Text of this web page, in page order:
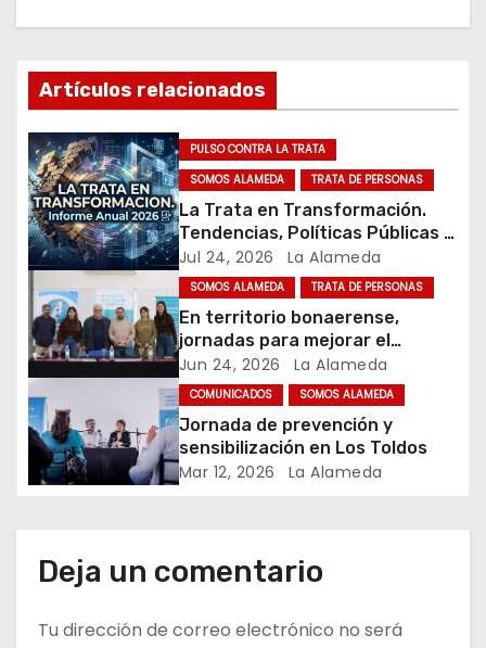
ó
n
d
e
e
n
t
r
a
a
s
Artículos relacionados
PULSO CONTRA LA TRATA
SOMOS ALAMEDA
TRATA DE PERSONAS
La Trata en Transformación.
Tendencias, Políticas Públicas y
Nuevos Desafíos. Argentina y el
Mundo – Julio 2026
Jul 24, 2026 La Alameda
SOMOS ALAMEDA TRATA DE PERSONAS
En territorio bonaerense,
jornadas para mejorar el
cuidado en comunidad
Jun 24, 2026 La Alameda
COMUNICADOS SOMOS ALAMEDA
Jornada de prevención y
sensibilización en Los Toldos
Mar 12, 2026 La Alameda
Deja un comentario
Tu dirección de correo electrónico no será